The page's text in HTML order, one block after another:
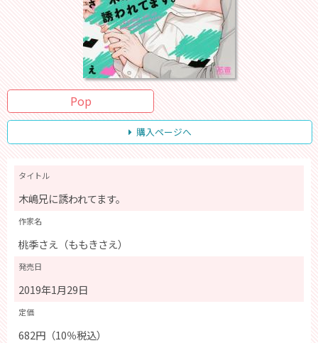
Pop
購入ページへ
タイトル
木嶋兄に誘われてます。
作家名
桃季さえ（ももきさえ）
発売日
2019年1月29日
定価
682円（10％税込）